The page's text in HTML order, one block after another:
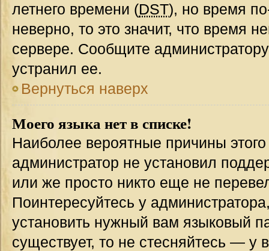
летнего времени (DST), но время
неверно, то это значит, что время
сервере. Сообщите
устранил ее.
Вернуться наверх
Моего языка нет в списке!
Наиболее вероятные причины этого
администратор не установил
или же просто никто еще не
Поинтересуйтесь у
установить нужный вам языковый
существует, то не стесняйтесь — у